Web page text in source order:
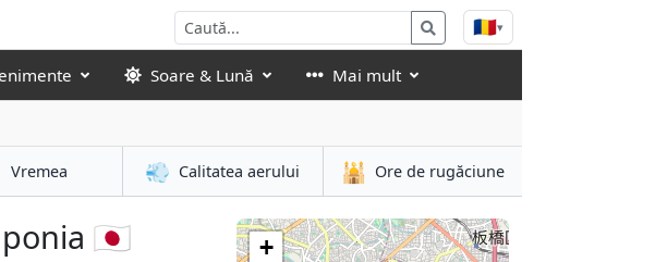
🇷🇴▾
Soare & Lună Mai mult
Vremea 💨 Calitatea aerului 🕌 Ore de rugăciune
🇯🇵
+